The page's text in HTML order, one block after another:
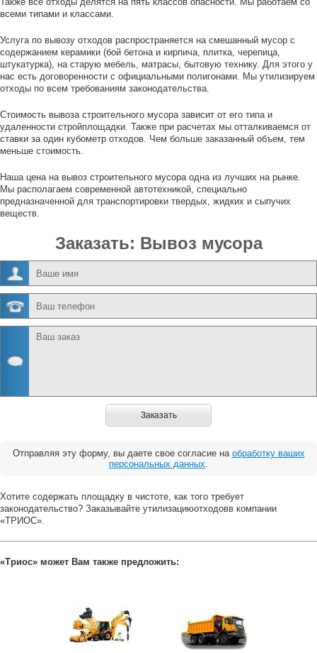
всеми типами и классами.
Услуга по вывозу отходов распространяется на смешанный мусор с
содержанием керамики (бой бетона и кирпича, плитка, черепица,
штукатурка), на старую мебель, матрасы, бытовую технику. Для этого у
нас есть договоренности с официальными полигонами. Мы утилизируем
отходы по всем требованиям законодательства.
Стоимость вывоза строительного мусора зависит от его типа и
удаленности стройплощадки. Также при расчетах мы отталкиваемся от
ставки за один кубометр отходов. Чем больше заказанный объем, тем
меньше стоимость.
Наша цена на вывоз строительного мусора одна из лучших на рынке.
Мы располагаем современной автотехникой, специально
предназначенной для транспортировки твердых, жидких и сыпучих
веществ.
Заказать: Вывоз мусора
Заказать
Отправляя эту форму, вы даете свое согласие на обработку ваших
персональных данных.
Хотите содержать площадку в чистоте, как того требует
законодательство? Заказывайте утилизациюотходовв компании
«ТРИОС».
«Триос» может Вам также предложить: